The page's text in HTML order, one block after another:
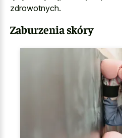
zdrowotnych.
Zaburzenia skóry